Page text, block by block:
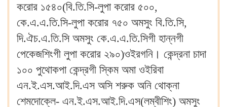
করোর ১৫৪০(বি.তি.সি-লুপা করোর ৫০০,
কে.এ.এ.তি.সি-লুপা করোর ৭৫০ অমসুং বি.তি.সি,
দি.ঐচ.এ.তি.সি অমসুং কে.এ.এ.তি.সিগী হান্নগী
পেকেজশিংগী লুপা করোর ২৯০)ওইরগনি। কেন্দ্রনা চাদা
১০০ পুথোকপা কেন্দ্রগী স্কিম অমা ওইরিবা
এন.ই.এস.আই.দি.এস অসি শরুক অনি থোক্না
শেমদোক্লে- এন.ই.এস.আই.দি.এস(লম্বীশিং) অমসুং